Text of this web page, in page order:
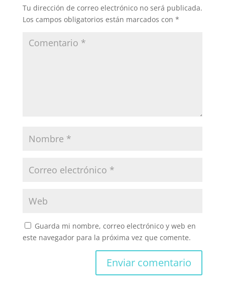
Tu dirección de correo electrónico no será publicada.
Los campos obligatorios están marcados con *
Guarda mi nombre, correo electrónico y web en
este navegador para la próxima vez que comente.